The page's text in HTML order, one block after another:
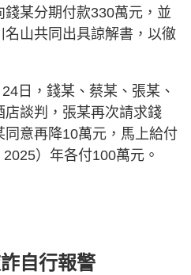
某分期付款330萬元，並
山共同出具諒解書，以徹
日，錢某、蔡某、張某、
談判，張某再次請求錢
意再降10萬元，馬上給付
）年各付100萬元。
自行報警